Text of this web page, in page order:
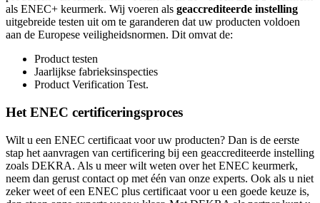
als ENEC+ keurmerk. Wij voeren als geaccrediteerde instelling
uitgebreide testen uit om te garanderen dat uw producten voldoen
aan de Europese veiligheidsnormen. Dit omvat de:
Product testen
Jaarlijkse fabrieksinspecties
Product Verification Test.
Het ENEC certificeringsproces
Wilt u een ENEC certificaat voor uw producten? Dan is de eerste
stap het aanvragen van certificering bij een geaccrediteerde instelling
zoals DEKRA. Als u meer wilt weten over het ENEC keurmerk,
neem dan gerust contact op met één van onze experts. Ook als u niet
zeker weet of een ENEC plus certificaat voor u een goede keuze is,